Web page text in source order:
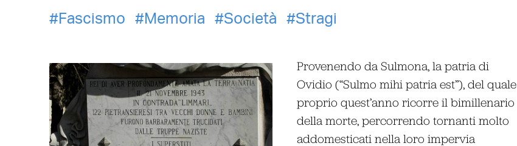
Fascismo
Memoria Società Stragi
Provenendo da Sulmona, la patria di
Ovidio (“Sulmo mihi patria est”), del quale
proprio quest’anno ricorre il bimillenario
della morte, percorrendo tornanti molto
addomesticati nella loro impervia